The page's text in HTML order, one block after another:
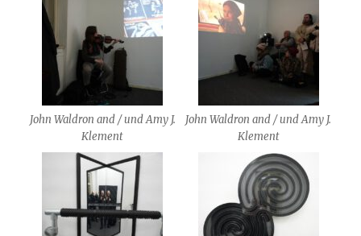
John Waldron and / und Amy J.
Klement
John Waldron and / und Amy J.
Klement